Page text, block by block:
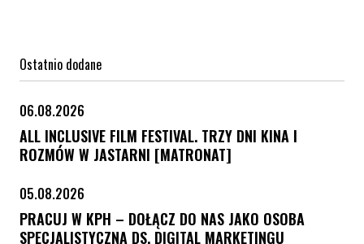
Ostatnio dodane
06.08.2026
ALL INCLUSIVE FILM FESTIVAL. TRZY DNI KINA I
ROZMÓW W JASTARNI [MATRONAT]
05.08.2026
PRACUJ W KPH – DOŁĄCZ DO NAS JAKO OSOBA
SPECJALISTYCZNA DS. DIGITAL MARKETINGU